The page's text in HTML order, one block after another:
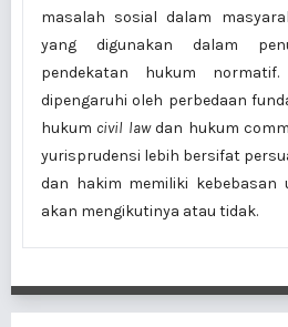
masalah sosial dalam
yang digunakan dalam
pendekatan hukum
dipengaruhi oleh perbedaan
hukum civil lawdan hukum
yurisprudensi lebih bersifat
dan hakim memiliki kebebasan
akan mengikutinya atau tidak.